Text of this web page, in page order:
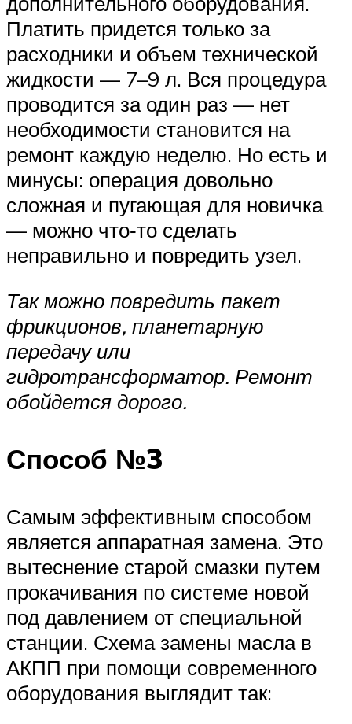
Платить придется только за
расходники и объем технической
жидкости — 7–9 л. Вся процедура
проводится за один раз — нет
необходимости становится на
ремонт каждую неделю. Но есть и
минусы: операция довольно
сложная и пугающая для новичка
— можно что‐то сделать
неправильно и повредить узел.
Так можно повредить пакет
фрикционов, планетарную
передачу или
гидротрансформатор. Ремонт
обойдется дорого.
Способ №3
Самым эффективным способом
является аппаратная замена. Это
вытеснение старой смазки путем
прокачивания по системе новой
под давлением от специальной
станции. Схема замены масла в
АКПП при помощи современного
оборудования выглядит так: